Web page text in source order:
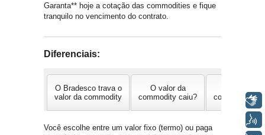
Garanta** hoje a cotação das commodities e fique
tranquilo no vencimento do contrato.
Diferenciais:
O Bradesco trava o
valor da commodity
O valor da
commodity caiu?
commodity
Você escolhe entre um valor fixo (termo) ou paga
Libras